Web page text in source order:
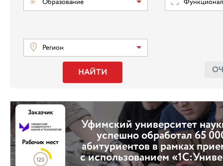
Образование
Регион
НАЙТИ
Уфимский университет
успешно обработал 65
абитуриентов в рамках
с использованием
Заказчик
Рабочих мест
120